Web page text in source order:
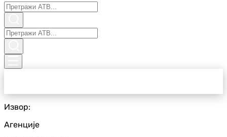
Извор:
Агенције